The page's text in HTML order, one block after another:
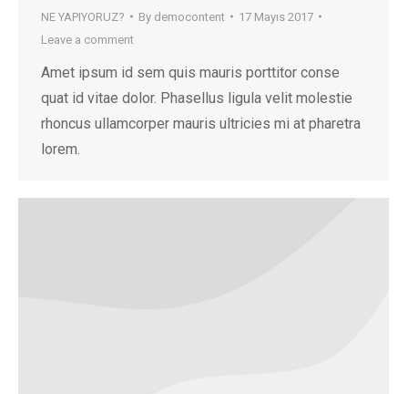
NE YAPIYORUZ? By democontent
17 Mayıs 2017
Leave a comment
Amet ipsum id sem quis mauris porttitor conse
quat id vitae dolor. Phasellus ligula velit molestie
rhoncus ullamcorper mauris ultricies mi at pharetra
lorem.